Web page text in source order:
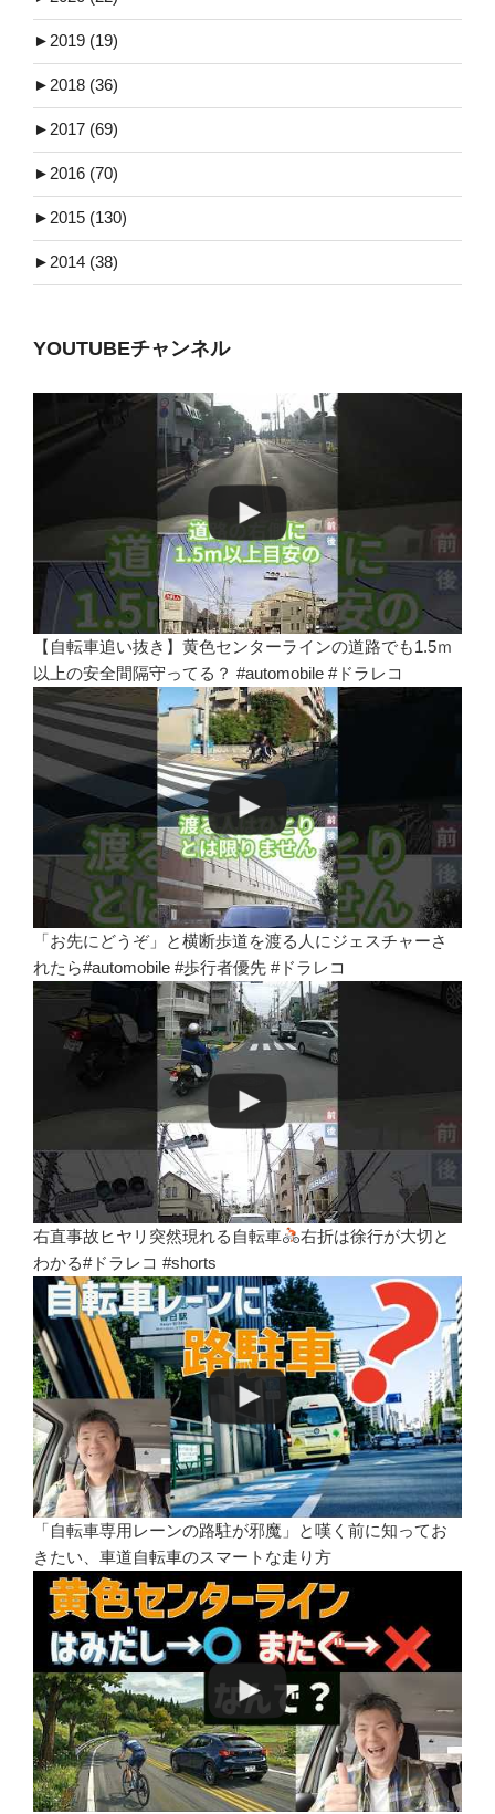
► 2019 (19)
► 2018 (36)
► 2017 (69)
► 2016 (70)
► 2015 (130)
► 2014 (38)
YOUTUBEチャンネル
【自転車追い抜き】黄色センターラインの道路でも1.5ｍ
以上の安全間隔守ってる？ #automobile #ドラレコ
「お先にどうぞ」と横断歩道を渡る人にジェスチャーさ
れたら#automobile #歩行者優先 #ドラレコ
右直事故ヒヤリ突然現れる自転車
右折は徐行が大切と
わかる#ドラレコ #shorts
「自転車専用レーンの路駐が邪魔」と嘆く前に知ってお
きたい、車道自転車のスマートな走り方